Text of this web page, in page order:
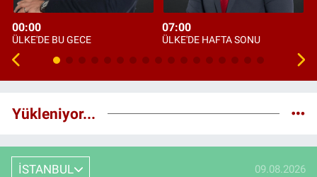
00:00
ÜLKE'DE BU GECE
07:00
ÜLKE'DE HAFTA SONU
Yükleniyor...
İSTANBUL 09.08.2026